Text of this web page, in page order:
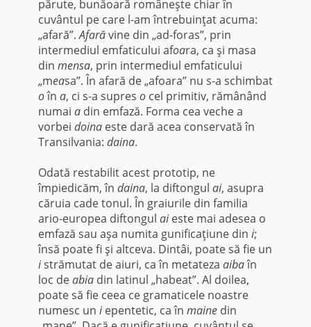
părute, bunăoară româneşte chiar în
cuvântul pe care l-am întrebuinţat acuma:
„afară”.Afarăvine din „ad-foras”, prin
intermediul emfaticului afoara, ca şi masa
din mensa, prin intermediul emfaticului
„measa”. În afară de „afoara” nu s-a schimbat
oîn a, ci s-a supres ocel primitiv, rămânând
numai adin emfază. Forma cea veche a
vorbei doinaeste dară acea con­servată în
Transilvania: daina.
Odată restabilit acest prototip, ne
împiedicăm, în daina, la diftongul ai, asupra
căruia cade tonul. În graiurile din familia
ario-europea diftongul aieste mai adesea o
emfază sau aşa numita gunificaţiune din i;
însă poate fi şi altceva. Dintâi, poate să fie un
istrămutat de aiuri, ca în metateza aibaîn
loc deabiadin latinul „habeat”. Al doilea,
poate să fie ceea ce gramaticele noastre
numesc un iepentetic, ca în mainedin